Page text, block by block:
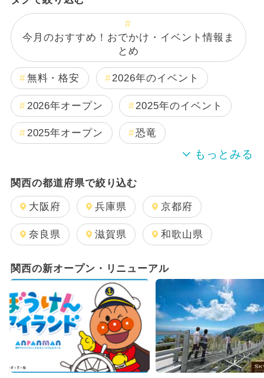
今月のおすすめ！おでかけ・イベント情報ま
とめ
無料・格安 2026年のイベント
2026年オープン 2025年のイベント
2025年オープン 恐竜
2024年のイベント
週末イベント関西パック 夏休み
日帰り 雨の日OK
2026年1月のイベント
2025年12月のイベント
2025年11月のイベント
2024年12月のイベント
関西の都道府県で絞り込む
大阪府 兵庫県 京都府
奈良県 滋賀県 和歌山県
関西の新オープン・リニューアル